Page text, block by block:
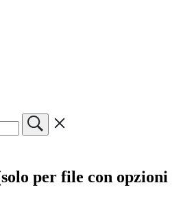
per file con opzioni